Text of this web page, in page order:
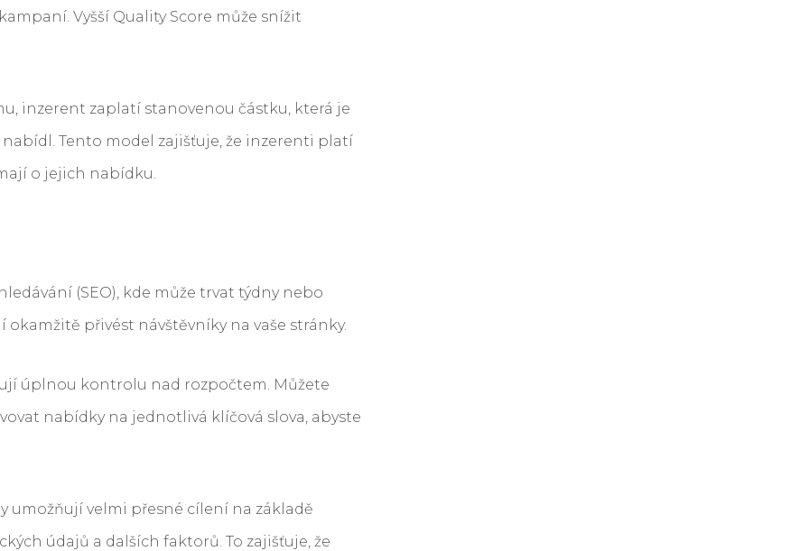
Vyšší Quality Score může snížit
inzerent zaplatí stanovenou částku, která je
Tento model zajišťuje, že inzerenti platí
o jejich nabídku.
(SEO), kde může trvat týdny nebo
okamžitě přivést návštěvníky na vaše stránky.
úplnou kontrolu nad rozpočtem. Můžete
nabídky na jednotlivá klíčová slova, abyste
velmi přesné cílení na základě
údajů a dalších faktorů. To zajišťuje, že